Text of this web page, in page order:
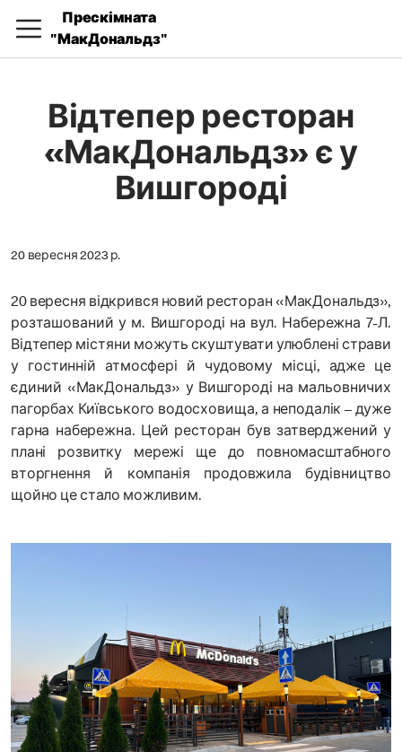
Прескімната
"МакДональдз"
Відтепер ресторан
«МакДональдз» є у
Вишгороді
20 вересня 2023 р.
20 вересня відкрився новий ресторан «МакДональдз»,
розташований у м. Вишгороді на вул. Набережна 7-Л.
Відтепер містяни можуть скуштувати улюблені страви
у гостинній атмосфері й чудовому місці, адже це
єдиний «МакДональдз» у Вишгороді на мальовничих
пагорбах Київського водосховища, а неподалік – дуже
гарна набережна. Цей ресторан був затверджений у
плані розвитку мережі ще до повномасштабного
вторгнення й компанія продовжила будівництво
щойно це стало можливим.